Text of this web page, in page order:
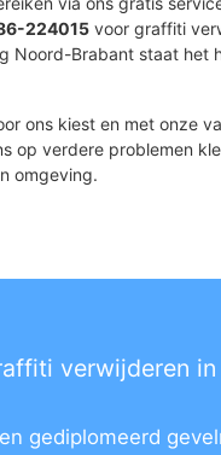
224015 voor graffiti
Noord-Brabant staat het
ons kiest en met onze
op verdere problemen
omgeving.
verwijderen in
gediplomeerd